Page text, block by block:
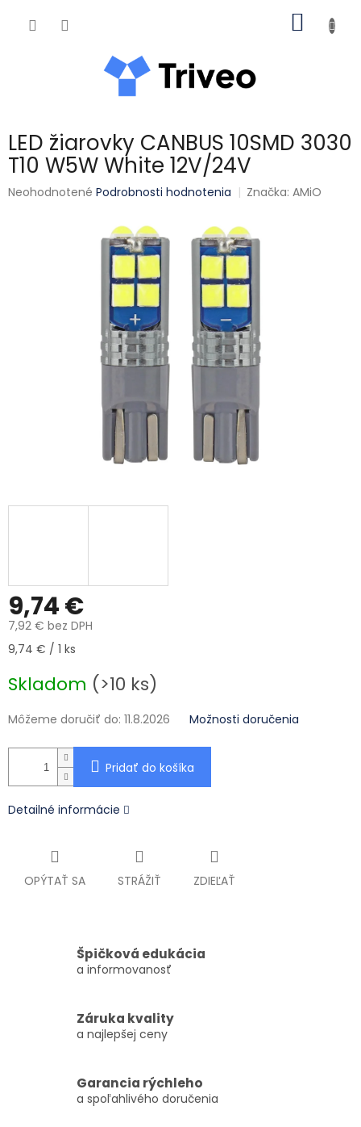
LED žiarovky CANBUS 10SMD 3030
T10 W5W White 12V/24V
Priemerné hodnotenie produktu je 0,0 z 5 hviezdičiek.
Neohodnotené Podrobnosti hodnotenia Značka:AMiO
9,74 €
7,92 € bez DPH
Jednotková cena:
9,74 € / 1 ks
Skladom (>10 ks)
Môžeme doručiť do: 11.8.2026 Možnosti doručenia
Pridať do košíka
Detailné informácie
OPÝTAŤ SA STRÁŽIŤ ZDIEĽAŤ
Špičková edukácia
a informovanosť
Záruka kvality
a najlepšej ceny
Garancia rýchleho
a spoľahlivého doručenia